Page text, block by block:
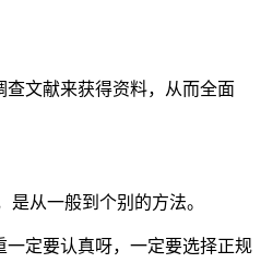
文献来获得资料，从而全面
从一般到个别的方法。
一定要认真呀，一定要选择正规